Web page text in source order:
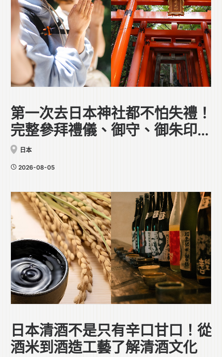
第一次去日本神社都不怕失禮！
完整參拜禮儀、御守、御朱印全
攻略
日本
2026-08-05
日本清酒不是只有辛口甘口！從
酒米到酒造工藝了解清酒文化